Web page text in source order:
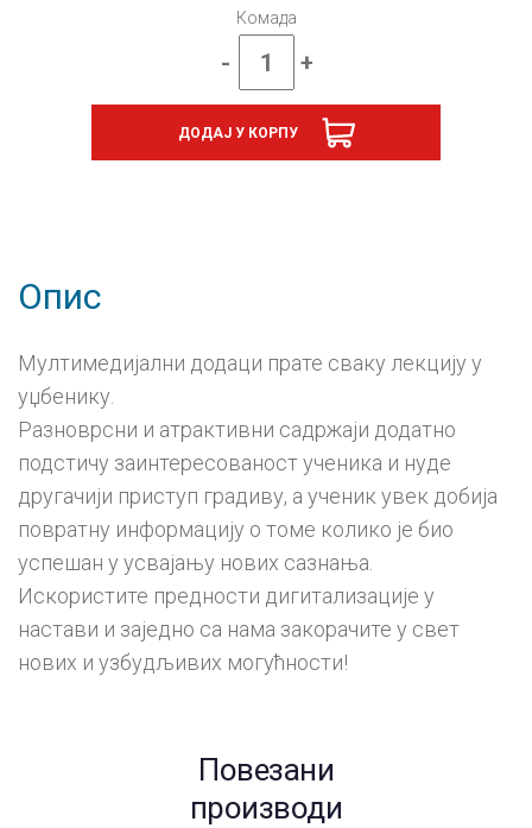
Комада
-
Географија
уџбеник
-
+
ДОДАЈ У КОРПУ
Опис
Мултимедијални додаци прате сваку лекцију у
уџбенику.
Разноврсни и атрактивни садржаји додатно
подстичу заинтересованост ученика и нуде
другачији приступ градиву, а ученик увек добија
повратну информацију о томе колико је био
успешан у усвајању нових сазнања.
Искористите предности дигитализације у
настави и заједно са нама закорачите у свет
нових и узбудљивих могућности!
Повезани
производи